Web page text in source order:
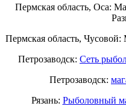
Пермская область, Оса:
Пермская область,
Петрозаводск: Сеть
Петрозаводск:
Рязань: Рыболовный